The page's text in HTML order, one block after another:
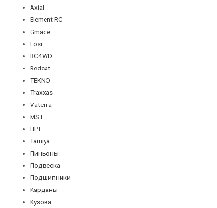
Axial
Element RC
Gmade
Losi
RC4WD
Redcat
TEKNO
Traxxas
Vaterra
MST
HPI
Tamiya
Пиньоны
Подвеска
Подшипники
Карданы
Кузова